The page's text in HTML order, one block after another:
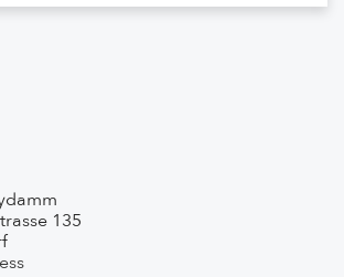
135